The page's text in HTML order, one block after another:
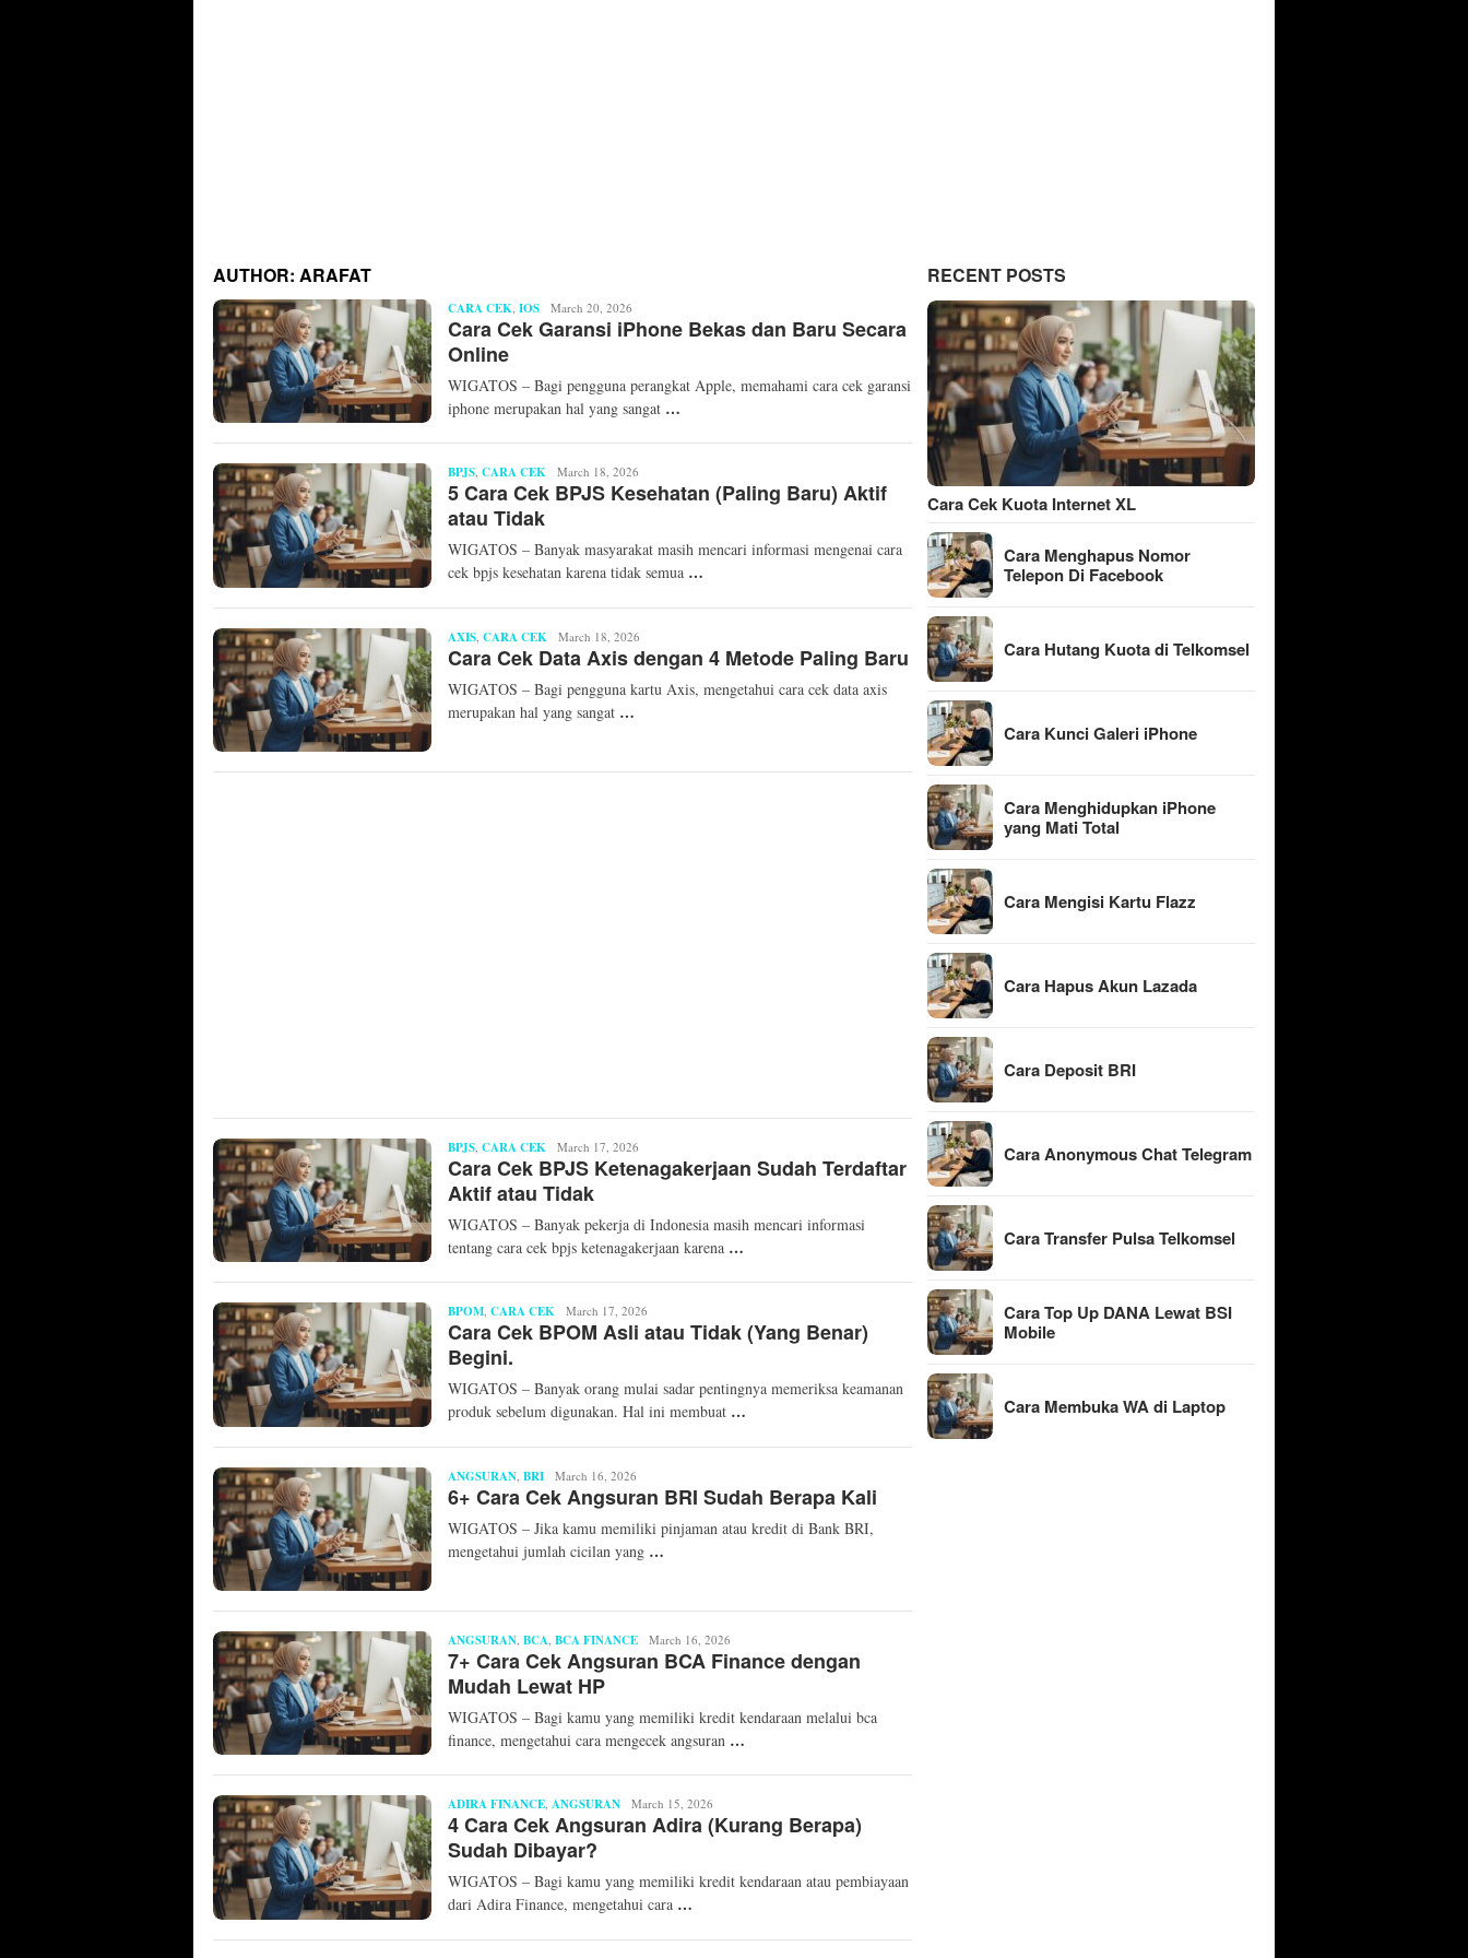
AUTHOR: ARAFAT
CARA CEK, IOS Arafat
March 20, 2026
Cara Cek Garansi iPhone Bekas dan Baru Secara
Online
WIGATOS – Bagi pengguna perangkat Apple, memahami cara cek garansi
iphone merupakan hal yang sangat …
BPJS, CARA CEK Arafat
March 18, 2026
5 Cara Cek BPJS Kesehatan (Paling Baru) Aktif
atau Tidak
WIGATOS – Banyak masyarakat masih mencari informasi mengenai cara
cek bpjs kesehatan karena tidak semua …
AXIS CARA CEK Arafat
March 18, 2026
Cara Cek Data Axis dengan 4 Metode Paling Baru
WIGATOS – Bagi pengguna kartu Axis, mengetahui cara cek data axis
merupakan hal yang sangat …
BPJS CARA CEK Arafat
March 17, 2026
Cara Cek BPJS Ketenagakerjaan Sudah Terdaftar
Aktif atau Tidak
WIGATOS – Banyak pekerja di Indonesia masih mencari informasi
tentang cara cek bpjs ketenagakerjaan karena …
BPOM, CARA CEK Arafat
March 17, 2026
Cara Cek BPOM Asli atau Tidak (Yang Benar)
Begini.
WIGATOS – Banyak orang mulai sadar pentingnya memeriksa keamanan
produk sebelum digunakan. Hal ini membuat …
ANGSURAN BRI Arafat
March 16, 2026
6+ Cara Cek Angsuran BRI Sudah Berapa Kali
WIGATOS – Jika kamu memiliki pinjaman atau kredit di Bank BRI,
mengetahui jumlah cicilan yang …
ANGSURAN BCA BCA FINANCE Arafat
March 16, 2026
7+ Cara Cek Angsuran BCA Finance dengan
Mudah Lewat HP
WIGATOS – Bagi kamu yang memiliki kredit kendaraan melalui bca
finance, mengetahui cara mengecek angsuran …
ADIRA FINANCE, ANGSURAN Arafat
March 15, 2026
4 Cara Cek Angsuran Adira (Kurang Berapa)
Sudah Dibayar?
WIGATOS – Bagi kamu yang memiliki kredit kendaraan atau pembiayaan
dari Adira Finance, mengetahui cara …
RECENT POSTS
Cara Cek Kuota Internet XL
Cara Menghapus Nomor
Telepon Di Facebook
Cara Hutang Kuota di Telkomsel
Cara Kunci Galeri iPhone
Cara Menghidupkan iPhone
yang Mati Total
Cara Mengisi Kartu Flazz
Cara Hapus Akun Lazada
Cara Deposit BRI
Cara Anonymous Chat Telegram
Cara Transfer Pulsa Telkomsel
Cara Top Up DANA Lewat BSI
Mobile
Cara Membuka WA di Laptop